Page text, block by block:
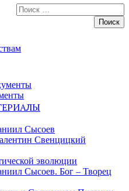
Искать:
Сысоев
Свенцицкий
эволюции
Сысоев. Бог – Творец